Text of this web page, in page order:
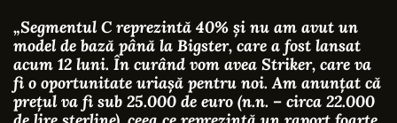
„Segmentul C reprezintă 40% și nu am avut un
model de bază până la Bigster, care a fost lansat
acum 12 luni. În curând vom avea Striker, care va
fi o oportunitate uriașă pentru noi.Am anunțat că
prețul va fi sub 25.000 de euro (n.n. – circa 22.000